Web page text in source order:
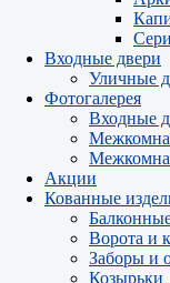
Входные двери
Уличные
Фотогалерея
Входные
Акции
Кованные
Ворота и
Заборы и
Козырьки